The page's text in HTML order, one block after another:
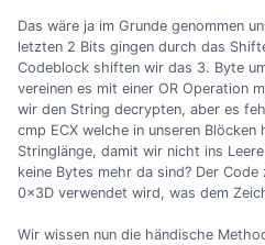
Das wäre ja im Grunde genommen
letzten 2 Bits gingen durch das
Codeblock shiften wir das 3. Byte
vereinen es mit einer OR Operation
wir den String decrypten, aber es
cmp ECX welche in unseren
Stringlänge, damit wir nicht ins
keine Bytes mehr da sind? Der
0x3D verwendet wird, was dem
Wir wissen nun die händische